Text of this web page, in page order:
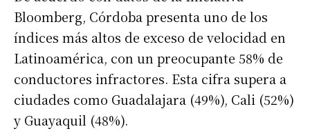
Bloomberg, Córdoba presenta uno de los
índices más altos de exceso de velocidad en
Latinoamérica, con un preocupante 58% de
conductores infractores. Esta cifra supera a
ciudades como Guadalajara (49%), Cali (52%)
y Guayaquil (48%).